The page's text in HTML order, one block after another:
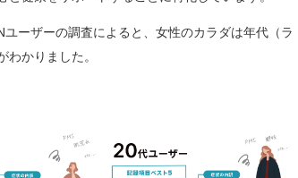
ーザーの調査によると、女性のカラダは年代（ラ
かりました。